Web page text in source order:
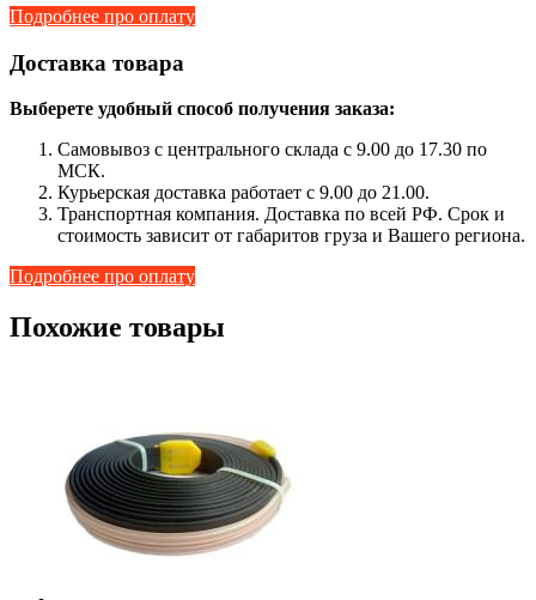
Подробнее про оплату
Доставка товара
Выберете удобный способ получения заказа:
Самовывоз с центрального склада с 9.00 до 17.30 по
МСК.
Курьерская доставка работает с 9.00 до 21.00.
Транспортная компания. Доставка по всей РФ. Срок и
стоимость зависит от габаритов груза и Вашего региона.
Подробнее про оплату
Похожие товары